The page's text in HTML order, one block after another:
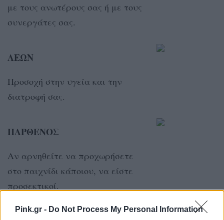
Pink.gr - Do Not Process My Personal Information
με τους ανωτέρους σας ή με τους
συνεργάτες σας.
ΛΕΩΝ
Προσοχή στην υγεία και την
διατροφή σας.
ΠΑΡΘΕΝΟΣ
Αν αρνηθείτε να προχωρήσετε
στο παιχνίδι κάποιου, να είστε
προσεκτικοί.